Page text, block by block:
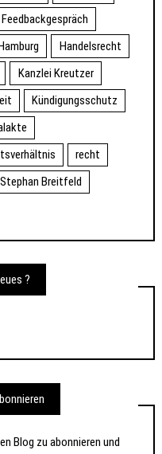
Feedbackgespräch
Handelsrecht
Kanzlei Kreutzer
Kündigungsschutz
recht
Stephan Breitfeld
?
Blog zu abonnieren und